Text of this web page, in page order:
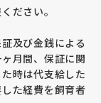
ださい。
及び金銭による
月間、保証に関
時は代支給した
た経費を飼育者